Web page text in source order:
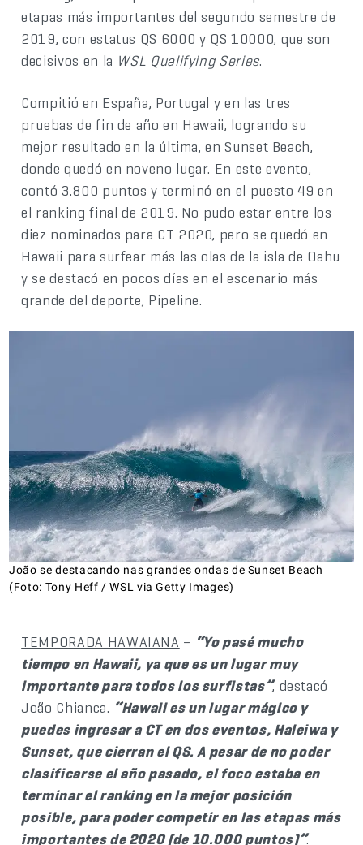
etapas más importantes del segundo semestre de
2019, con estatus QS 6000 y QS 10000, que son
decisivos en la WSL Qualifying Series.
Compitió en España, Portugal y en las tres
pruebas de fin de año en Hawaii, logrando su
mejor resultado en la última, en Sunset Beach,
donde quedó en noveno lugar. En este evento,
contó 3.800 puntos y terminó en el puesto 49 en
el ranking final de 2019. No pudo estar entre los
diez nominados para CT 2020, pero se quedó en
Hawaii para surfear más las olas de la isla de Oahu
y se destacó en pocos días en el escenario más
grande del deporte, Pipeline.
João se destacando nas grandes ondas de Sunset Beach
(Foto: Tony Heff / WSL via Getty Images)
TEMPORADA HAWAIANA – “Yo pasé mucho
tiempo en Hawaii, ya que es un lugar muy
importante para todos los surfistas”, destacó
João Chianca. “Hawaii es un lugar mágico y
puedes ingresar a CT en dos eventos, Haleiwa y
Sunset, que cierran el QS. A pesar de no poder
clasificarse el año pasado, el foco estaba en
terminar el ranking en la mejor posición
posible, para poder competir en las etapas más
importantes de 2020 (de 10.000 puntos)”.